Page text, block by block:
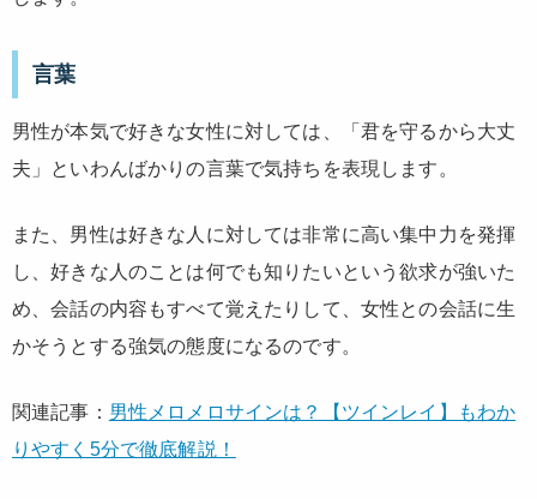
言葉
男性が本気で好きな女性に対しては、「君を守るから大丈
夫」といわんばかりの言葉で気持ちを表現します。
また、男性は好きな人に対しては非常に高い集中力を発揮
し、好きな人のことは何でも知りたいという欲求が強いた
め、会話の内容もすべて覚えたりして、女性との会話に生
かそうとする強気の態度になるのです。
関連記事： 男性メロメロサインは？【ツインレイ】もわか
りやすく5分で徹底解説！